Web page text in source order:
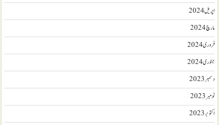
اپریل 2024
مارچ 2024
فروری 2024
جنوری 2024
دسمبر 2023
نومبر 2023
اکتوبر 2023